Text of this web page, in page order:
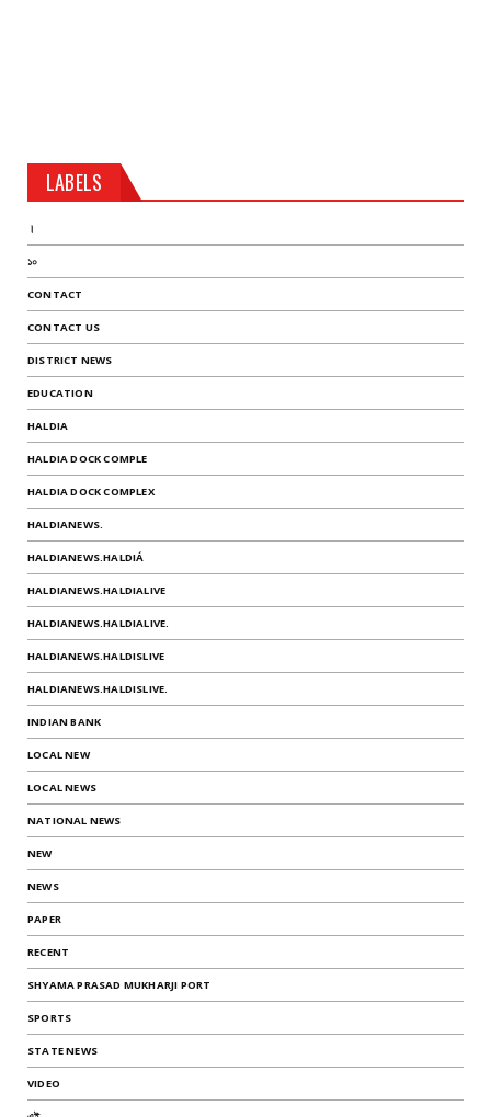
LABELS
।
১০
CONTACT
CONTACT US
DISTRICT NEWS
EDUCATION
HALDIA
HALDIA DOCK COMPLE
HALDIA DOCK COMPLEX
HALDIANEWS.
HALDIANEWS.HALDIÁ
HALDIANEWS.HALDIALIVE
HALDIANEWS.HALDIALIVE.
HALDIANEWS.HALDISLIVE
HALDIANEWS.HALDISLIVE.
INDIAN BANK
LOCAL NEW
LOCAL NEWS
NATIONAL NEWS
NEW
NEWS
PAPER
RECENT
SHYAMA PRASAD MUKHARJI PORT
SPORTS
STATE NEWS
VIDEO